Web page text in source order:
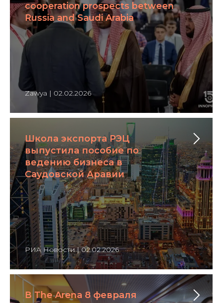
cooperation prospects between
Russia and Saudi Arabia
Zawya | 02.02.2026
Школа экспорта РЭЦ
выпустила пособие по
ведению бизнеса в
Саудовской Аравии
РИА Новости | 02.02.2026
В The Arena 8 февраля